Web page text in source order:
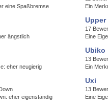
eine Spaßbremse
Ein
ängstlich
Upper
17
Eine
eher neugierig
Ubiko
13
Ein
eher eigenständig
Uxi
13
Eine